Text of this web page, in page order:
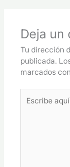
Deja un
Tu dirección
publicada.
marcados con
aquí...